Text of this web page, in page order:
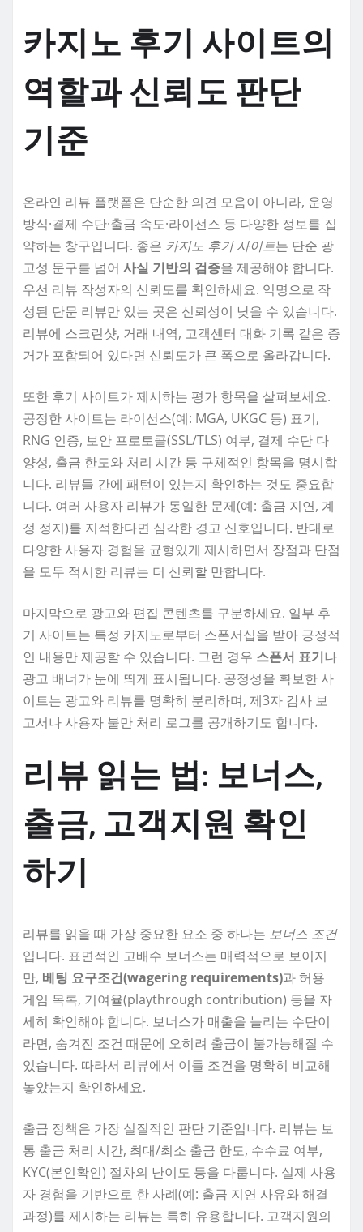
카지노 후기 사이트의
역할과 신뢰도 판단
기준
온라인 리뷰 플랫폼은 단순한 의견 모음이 아니라, 운영
방식·결제 수단·출금 속도·라이선스 등 다양한 정보를 집
약하는 창구입니다. 좋은 카지노 후기 사이트는 단순 광
고성 문구를 넘어 사실 기반의 검증을 제공해야 합니다.
우선 리뷰 작성자의 신뢰도를 확인하세요. 익명으로 작
성된 단문 리뷰만 있는 곳은 신뢰성이 낮을 수 있습니다.
리뷰에 스크린샷, 거래 내역, 고객센터 대화 기록 같은 증
거가 포함되어 있다면 신뢰도가 큰 폭으로 올라갑니다.
또한 후기 사이트가 제시하는 평가 항목을 살펴보세요.
공정한 사이트는 라이선스(예: MGA, UKGC 등) 표기,
RNG 인증, 보안 프로토콜(SSL/TLS) 여부, 결제 수단 다
양성, 출금 한도와 처리 시간 등 구체적인 항목을 명시합
니다. 리뷰들 간에 패턴이 있는지 확인하는 것도 중요합
니다. 여러 사용자 리뷰가 동일한 문제(예: 출금 지연, 계
정 정지)를 지적한다면 심각한 경고 신호입니다. 반대로
다양한 사용자 경험을 균형있게 제시하면서 장점과 단점
을 모두 적시한 리뷰는 더 신뢰할 만합니다.
마지막으로 광고와 편집 콘텐츠를 구분하세요. 일부 후
기 사이트는 특정 카지노로부터 스폰서십을 받아 긍정적
인 내용만 제공할 수 있습니다. 그런 경우 스폰서 표기나
광고 배너가 눈에 띄게 표시됩니다. 공정성을 확보한 사
이트는 광고와 리뷰를 명확히 분리하며, 제3자 감사 보
고서나 사용자 불만 처리 로그를 공개하기도 합니다.
리뷰 읽는 법: 보너스,
출금, 고객지원 확인
하기
리뷰를 읽을 때 가장 중요한 요소 중 하나는 보너스 조건
입니다. 표면적인 고배수 보너스는 매력적으로 보이지
만, 베팅 요구조건(wagering requirements)과 허용
게임 목록, 기여율(playthrough contribution) 등을 자
세히 확인해야 합니다. 보너스가 매출을 늘리는 수단이
라면, 숨겨진 조건 때문에 오히려 출금이 불가능해질 수
있습니다. 따라서 리뷰에서 이들 조건을 명확히 비교해
놓았는지 확인하세요.
출금 정책은 가장 실질적인 판단 기준입니다. 리뷰는 보
통 출금 처리 시간, 최대/최소 출금 한도, 수수료 여부,
KYC(본인확인) 절차의 난이도 등을 다룹니다. 실제 사용
자 경험을 기반으로 한 사례(예: 출금 지연 사유와 해결
과정)를 제시하는 리뷰는 특히 유용합니다. 고객지원의